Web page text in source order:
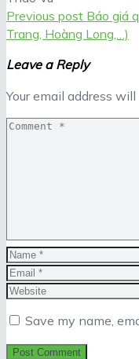
Previous post Báo giá
Trang, Hoàng Long,…)
Leave a Reply
Your email address
Save my name,